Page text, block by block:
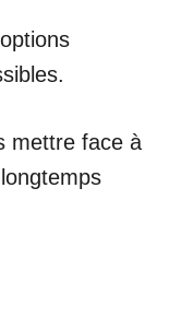
mettre face à